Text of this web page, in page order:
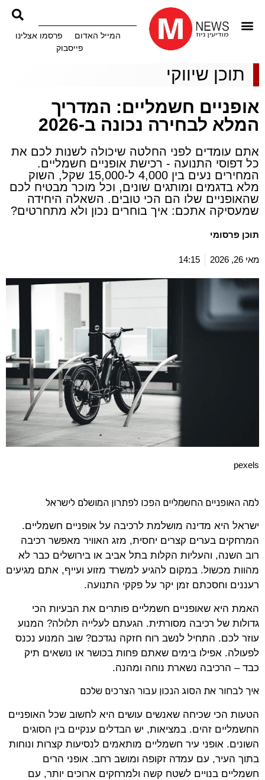
המייל האדום
פרסמו אצלינו
פייסבוק
תוכן שיווקי
אופניים חשמליים: המדריך
המלא לבחירה נכונה ב-2026
אתם עומדים לפני החלטה שיכולה לשנות לכם את
כל דפוסי התנועה - רכישת אופניים חשמליים.
המחירים נעים בין 4,000 ל-15,000 שקל, השוק
מלא בדגמים ומותגים שונים, וכל מוכר מבטיח לכם
שהאופניים שלו הם הכי טובים. השאלה היחידה
שמעסיקה אתכם: איך בוחרים נכון ולא מתחרטים?
תוכן פרסומי
מאי 26, 2026 14:15
pexels
למה האופניים החשמליים הפכו לפתרון המושלם לישראל
ישראל היא מדינה מושלמת לרכיבה על אופניים חשמליים.
המרחקים בערים קצרים יחסית, מזג האוויר מאפשר רכיבה
רוב השנה, והעליות הקלות בתל אביב או בירושלים כבר לא
מהוות מכשול. במקום להגיע למשרד מזוע ועייף, אתם מגיעים
רעננים וחסכתם זמן יקר על פקקי התנועה.
האמת היא שאופניים חשמליים פותרים את הבעיות הכי
גדולות של רכיבה מסורתית. הגעתם לעלייה תלולה? המנוע
עוזר לכם. התחיל לנשב רוח חזקה נגדכם? שוב המנוע נכנס
לפעולה. אפילו בימים שאתם פחות בכושר או נושאים תיק
כבד – הרכיבה נשארת נוחה ומהנה.
איך לבחור את הסוג הנכון עבור הצרכים שלכם
הטעות הכי שכיחה שאנשים עושים היא לחשוב שכל האופניים
החשמליים זהים. במציאות, יש הבדלים ענקיים בין הסוגים
השונים. אופני עיר חשמליים מותאמים לנסיעות קצרות ונוחות
בתוך העיר, עם עמדה זקופה ומושב רחב. אופני הרים
חשמליים בנויים לשטח קשה ולמרחקים ארוכים יותר, עם